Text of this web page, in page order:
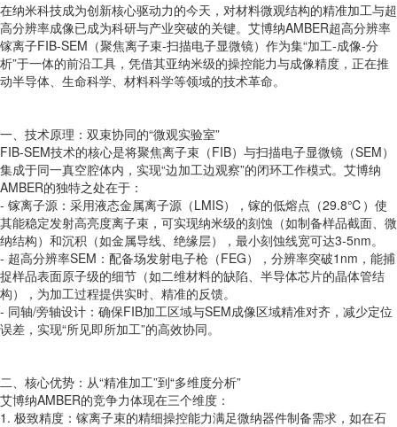
在纳米科技成为创新核心驱动力的今天，对材料微观结构的精准加工与超
高分辨率成像已成为科研与产业突破的关键。艾博纳AMBER超高分辨率
镓离子FIB-SEM（聚焦离子束-扫描电子显微镜）作为集“加工-成像-分
析”于一体的前沿工具，凭借其亚纳米级的操控能力与成像精度，正在推
动半导体、生命科学、材料科学等领域的技术革命。
一、技术原理：双束协同的“微观实验室”
FIB-SEM技术的核心是将聚焦离子束（FIB）与扫描电子显微镜（SEM）
集成于同一真空腔体内，实现“边加工边观察”的闭环工作模式。艾博纳
AMBER的独特之处在于：
- 镓离子源：采用液态金属离子源（LMIS），镓的低熔点（29.8℃）使
其能稳定发射高亮度离子束，可实现纳米级的刻蚀（如制备样品截面、微
纳结构）和沉积（如金属导线、绝缘层），最小刻蚀线宽可达3-5nm。
- 超高分辨率SEM：配备场发射电子枪（FEG），分辨率突破1nm，能捕
捉样品表面原子级的细节（如二维材料的缺陷、半导体芯片的晶体管结
构），为加工过程提供实时、精准的反馈。
- 同轴/旁轴设计：确保FIB加工区域与SEM成像区域精准对齐，减少定位
误差，实现“所见即所加工”的高效协同。
二、核心优势：从“精准加工”到“多维度分析”
艾博纳AMBER的竞争力体现在三个维度：
1. 极致精度：镓离子束的精细操控能力满足微纳器件制备需求，如在石